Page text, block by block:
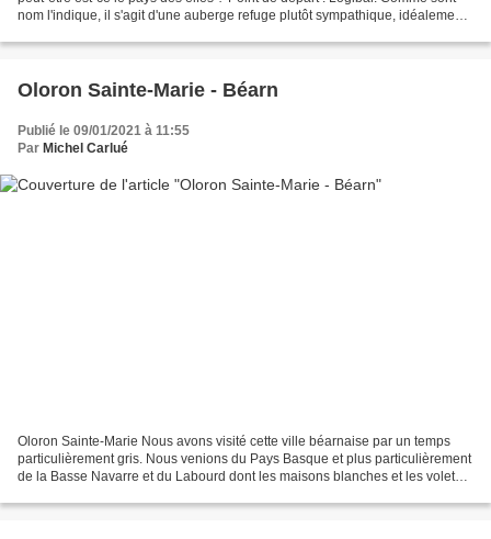
nom l'indique, il s'agit d'une auberge refuge plutôt sympathique, idéalement
Oloron Sainte-Marie - Béarn
Publié le 09/01/2021 à 11:55
Par Michel Carlué
Oloron Sainte-Marie Nous avons visité cette ville béarnaise par un temps
particulièrement gris. Nous venions du Pays Basque et plus particulièrement
de la Basse Navarre et du Labourd dont les maisons blanches et les volets